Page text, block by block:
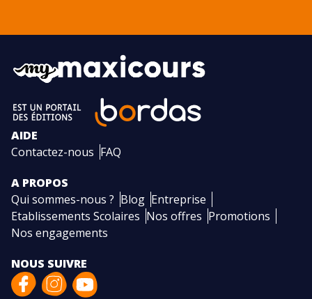
AIDE
Contactez-nous FAQ
A PROPOS
Qui sommes-nous ? Blog Entreprise
Etablissements Scolaires Nos offres Promotions
Nos engagements
NOUS SUIVRE